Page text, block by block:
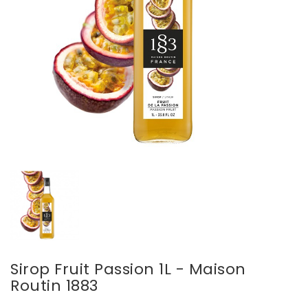
Sirop Fruit Passion 1L - Maison
Routin 1883